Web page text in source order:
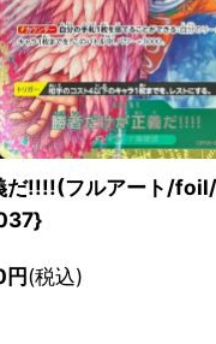
だ!!!!(フルアート/
円(税込)